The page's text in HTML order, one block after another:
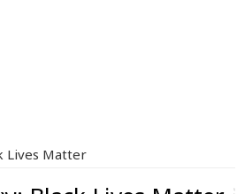
Lives Matter